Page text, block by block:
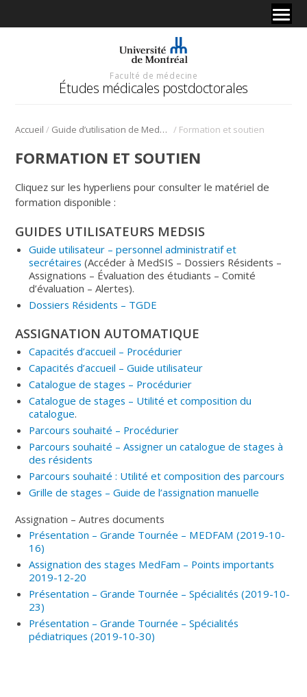
Faculté de médecine
Études médicales postdoctorales
Accueil / Guide d’utilisation de MedSIS et assignation assistée / Formation et soutien
FORMATION ET SOUTIEN
Cliquez sur les hyperliens pour consulter le matériel de
formation disponible :
GUIDES UTILISATEURS MEDSIS
Guide utilisateur – personnel administratif et
secrétaires (Accéder à MedSIS – Dossiers Résidents –
Assignations – Évaluation des étudiants – Comité
d’évaluation – Alertes).
Dossiers Résidents – TGDE
ASSIGNATION AUTOMATIQUE
Capacités d’accueil – Procédurier
Capacités d’accueil – Guide utilisateur
Catalogue de stages – Procédurier
Catalogue de stages – Utilité et composition du
catalogue.
Parcours souhaité – Procédurier
Parcours souhaité – Assigner un catalogue de stages à
des résidents
Parcours souhaité : Utilité et composition des parcours
Grille de stages – Guide de l’assignation manuelle
Assignation – Autres documents
Présentation – Grande Tournée – MEDFAM (2019-10-
16)
Assignation des stages MedFam – Points importants
2019-12-20
Présentation – Grande Tournée – Spécialités (2019-10-
23)
Présentation – Grande Tournée – Spécialités
pédiatriques (2019-10-30)